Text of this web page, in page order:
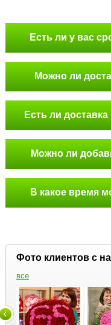
Есть ли у вас
Можно ли
Есть ли
Можно ли
В какое время
Фото клиентов с
все